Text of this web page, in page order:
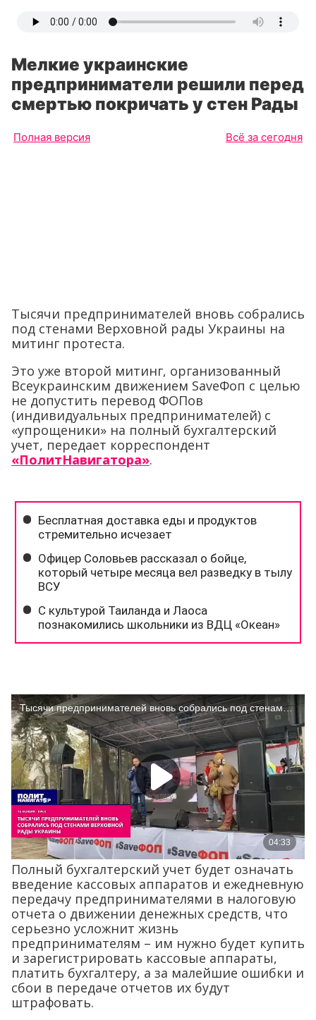
Мелкие украинские
предприниматели решили перед
смертью покричать у стен Рады
Полная версия Всё за сегодня
Тысячи предпринимателей вновь собрались
под стенами Верховной рады Украины на
митинг протеста.
Это уже второй митинг, организованный
Всеукраинским движением SaveФоп с целью
не допустить перевод ФОПов
(индивидуальных предпринимателей) с
«упрощеники» на полный бухгалтерский
учет, передает корреспондент
«ПолитНавигатора».
Полный бухгалтерский учет будет означать
введение кассовых аппаратов и ежедневную
передачу предпринимателями в налоговую
отчета о движении денежных средств, что
серьезно усложнит жизнь
предпринимателям – им нужно будет купить
и зарегистрировать кассовые аппараты,
платить бухгалтеру, а за малейшие ошибки и
сбои в передаче отчетов их будут
штрафовать.